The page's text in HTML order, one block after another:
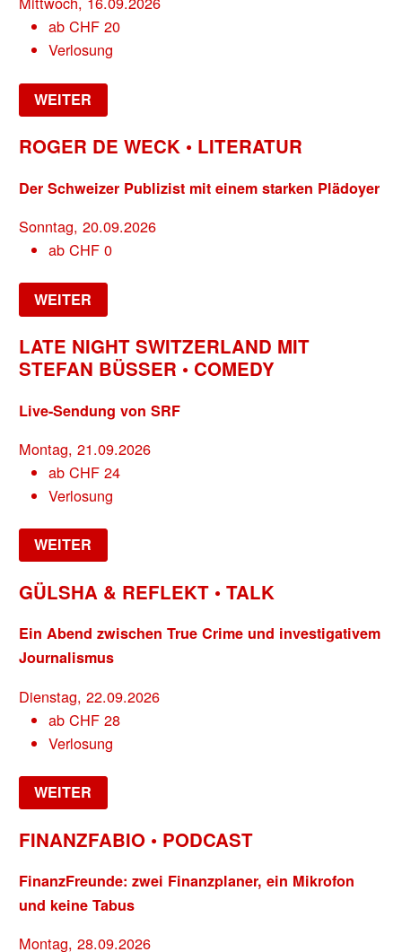
ab CHF20
Verlosung
WEITER
ROGER DE WECK • LITERATUR
Der Schweizer Publizist mit einem starken Plädoyer
Sonntag, 20.09.2026
ab CHF0
WEITER
LATE NIGHT SWITZERLAND MIT
STEFAN BÜSSER • COMEDY
Live-Sendung von SRF
Montag, 21.09.2026
ab CHF24
Verlosung
WEITER
GÜLSHA & REFLEKT • TALK
Ein Abend zwischen True Crime und investigativem
Journalismus
Dienstag, 22.09.2026
ab CHF28
Verlosung
WEITER
FINANZFABIO • PODCAST
FinanzFreunde: zwei Finanzplaner, ein Mikrofon
und keine Tabus
Montag, 28.09.2026